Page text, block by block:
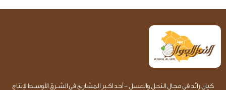
كيان رائد في مجال النحل والعسل - أحد اكـبر المشاريع في الشــرق الأوســط لإنتاج